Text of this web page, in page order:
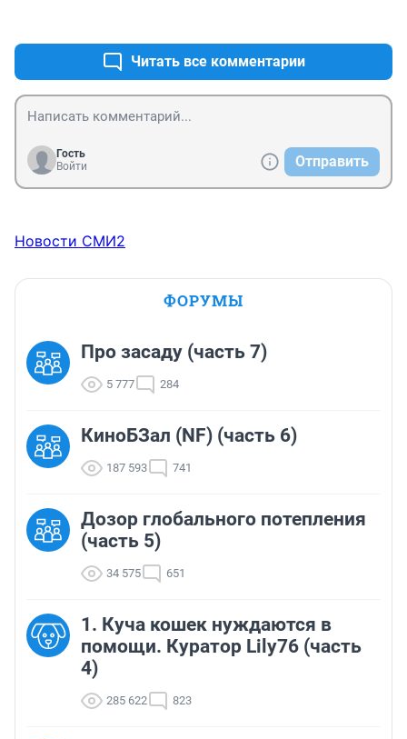
Читать все комментарии
Гость
Войти
Отправить
Новости СМИ2
ФОРУМЫ
Про засаду (часть 7)
5 777 284
КиноБЗал (NF) (часть 6)
187 593 741
Дозор глобального потепления
(часть 5)
34 575 651
1. Куча кошек нуждаются в
помощи. Куратор Lily76 (часть
4)
285 622 823